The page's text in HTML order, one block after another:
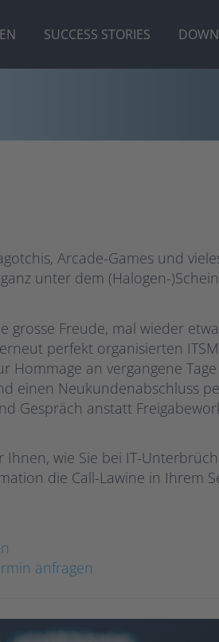
SUCCESS STORIES
Arcade-Games und
unter dem (Halogen-
grosse Freude, mal wieder
perfekt organisierten
Hommage an vergangene
einen Neukundenabschluss
Gespräch anstatt
Ihnen, wie Sie bei IT-
die Call-Lawine in Ihrem
anfragen